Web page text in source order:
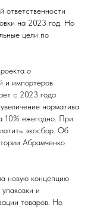
ответственности
на 2023 год. Но
цели по
о
и импортеров
с 2023 года
норматива
10% ежегодно. При
экоcбор. Об
Абрамченко
новую концепцию
и
товаров. Но